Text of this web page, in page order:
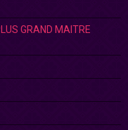
GRAND MAITRE